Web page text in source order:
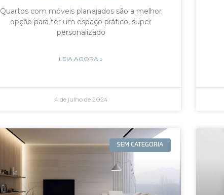
Quartos com móveis planejados são a melhor
opção para ter um espaço prático, super
personalizado
LEIA AGORA »
4 de julho de 2024
SEM CATEGORIA